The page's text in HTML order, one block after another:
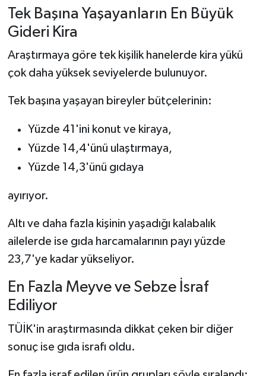
Tek Başına Yaşayanların En Büyük
Gideri Kira
Araştırmaya göre tek kişilik hanelerde kira yükü
çok daha yüksek seviyelerde bulunuyor.
Tek başına yaşayan bireyler bütçelerinin:
Yüzde 41'ini konut ve kiraya,
Yüzde 14,4'ünü ulaştırmaya,
Yüzde 14,3'ünü gıdaya
ayırıyor.
Altı ve daha fazla kişinin yaşadığı kalabalık
ailelerde ise gıda harcamalarının payı yüzde
23,7'ye kadar yükseliyor.
En Fazla Meyve ve Sebze İsraf
Ediliyor
TÜİK'in araştırmasında dikkat çeken bir diğer
sonuç ise gıda israfı oldu.